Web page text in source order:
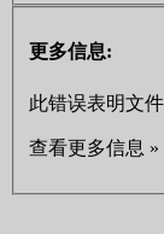
更多信息:
此错误表明文
查看更多信息 »